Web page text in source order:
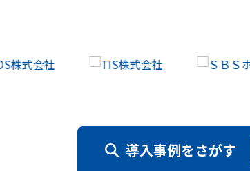
導入事例をさがす